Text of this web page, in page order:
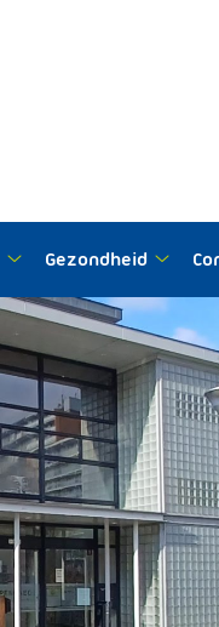
informatie
submenu
Gezondheid